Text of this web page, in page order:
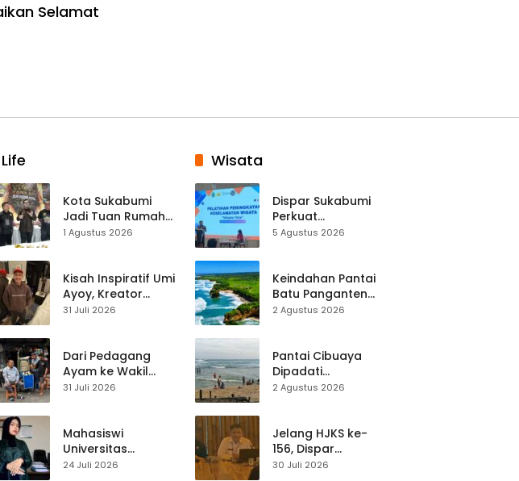
Selamat
Life
Kota Sukabumi
Jadi Tuan Rumah
Kontes Batu Akik
1 Agustus 2026
Kisah Inspiratif Umi
Ayoy, Kreator
TikTok Asal
Live Streaming
31 Juli 2026
Dari Pedagang
Ayam ke Wakil
Ketua DPRD, H.
Pasar Cisaat
31 Juli 2026
Mahasiswi
Universitas
Muhammadiyah
24 Juli 2026
Wisata
Dispar Sukabumi
Perkuat
Keselamatan
Mitigasi hingga
Teknik Evakuasi
5 Agustus 2026
Keindahan Pantai
Batu Panganten
Mulai Dilirik
2 Agustus 2026
Pantai Cibuaya
Dipadati
Wisatawan,
Waspada
2 Agustus 2026
Jelang HJKS ke-
156, Dispar
Kabupaten
30 Juli 2026